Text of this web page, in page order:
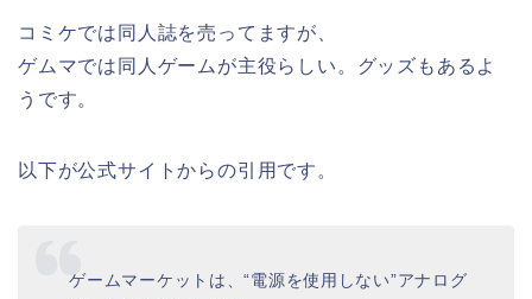
コミケでは同人誌を売ってますが、
ゲムマでは同人ゲームが主役らしい。グッズもあるよ
うです。
以下が公式サイトからの引用です。
ゲームマーケットは、“電源を使用しない”アナログ